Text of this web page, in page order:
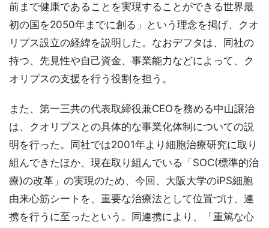
前まで健康であることを実現することができる世界最
初の国を2050年までに創る」という理念を掲げ、クオ
リプス設立の経緯を説明した。なおデフタは、同社の
持つ、先見性や自己資金、事業能力などによって、ク
オリプスの支援を行う役割を担う。
また、第一三共の代表取締役兼CEOを務める中山譲治
は、クオリプスとの具体的な事業化体制についての説
明を行った。同社では2001年より細胞治療研究に取り
組んできたほか、現在取り組んでいる「SOC(標準的治
療)の改革」の実現のため、今回、大阪大学のiPS細胞
由来心筋シートを、重要な治療法として位置づけ、連
携を行うに至ったという。同連携により、「重篤な心